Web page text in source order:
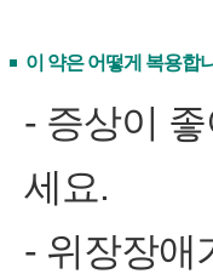
이 약은 어떻게 복용합
- 증상이
세요.
- 위장장애